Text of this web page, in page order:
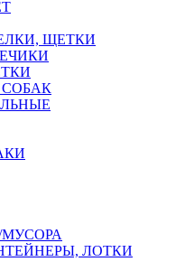
ЩЕТКИ
ЛОТКИ